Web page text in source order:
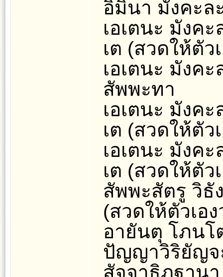
อิมินา มังคะล
เอเตนะ มังค
เต (สวดให้ตัว
เอเตนะ มังค
สัพพะทา
เอเตนะ มังค
เต (สวดให้ตัว
เอเตนะ มังค
เต (สวดให้ตัว
สัพพะสัตรู วิธั
(สวดให้ตัวเอง
อายันตุ โภนโ
ปัญญาวิริยัญ
สัจจาธิฏฐาน